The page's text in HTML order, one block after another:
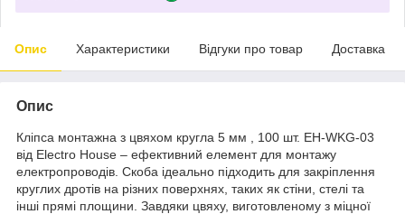
Опис Характеристики Відгуки про товар Доставка
Опис
Кліпса монтажна з цвяхом кругла 5 мм , 100 шт. EH-WKG-03
від Electro House – ефективний елемент для монтажу
електропроводів. Скоба ідеально підходить для закріплення
круглих дротів на різних поверхнях, таких як стіни, стелі та
інші прямі площини. Завдяки цвяху, виготовленому з міцної